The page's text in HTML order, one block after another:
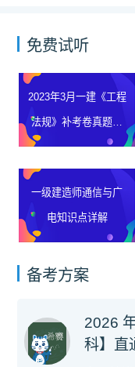
免费试听
2023年3月一建《工程
法规》补考卷真题解
析视频
一级建造师通信与广
电知识点详解
备考方案
2026
科】直